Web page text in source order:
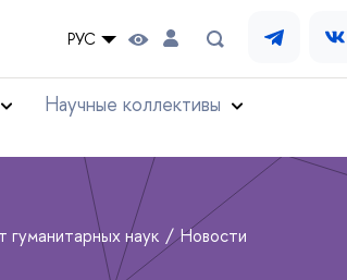
РУС
Научные коллективы
гуманитарных наук Новости